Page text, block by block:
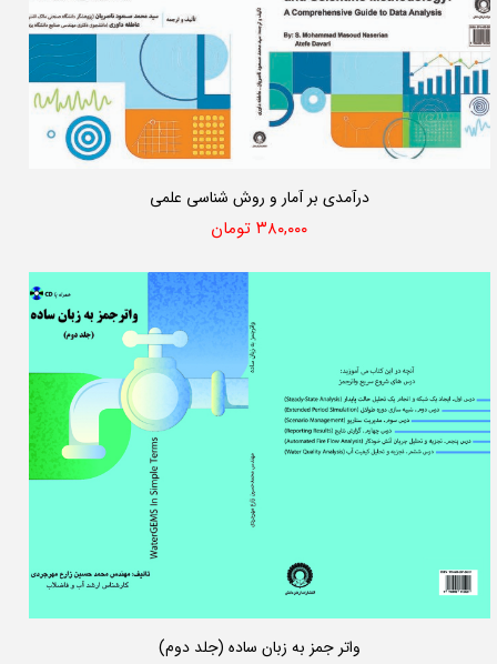
درآمدی بر آمار و روش شناسی علمی
۳۸۰,۰۰۰ تومان
واتر جمز به زبان ساده (جلد دوم)